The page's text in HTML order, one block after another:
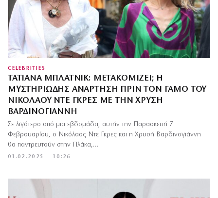
CELEBRITIES
ΤΑΤΙΆΝΑ ΜΠΛΆΤΝΙΚ: ΜΕΤΑΚΟΜΊΖΕΙ; Η
ΜΥΣΤΗΡΙΏΔΗΣ ΑΝΆΡΤΗΣΗ ΠΡΙΝ ΤΟΝ ΓΆΜΟ ΤΟΥ
ΝΙΚΌΛΑΟΥ ΝΤΕ ΓΚΡΕΣ ΜΕ ΤΗΝ ΧΡΥΣΉ
ΒΑΡΔΙΝΟΓΙΆΝΝΗ
01.02.2025 — 10:26
Σε λιγότερο από μια εβδομάδα, αυτήν την Παρασκευή 7
Φεβρουαρίου, ο Νικόλαος Ντε Γκρες και η Χρυσή Βαρδινογιάννη
θα παντρευτούν στην Πλάκα,…